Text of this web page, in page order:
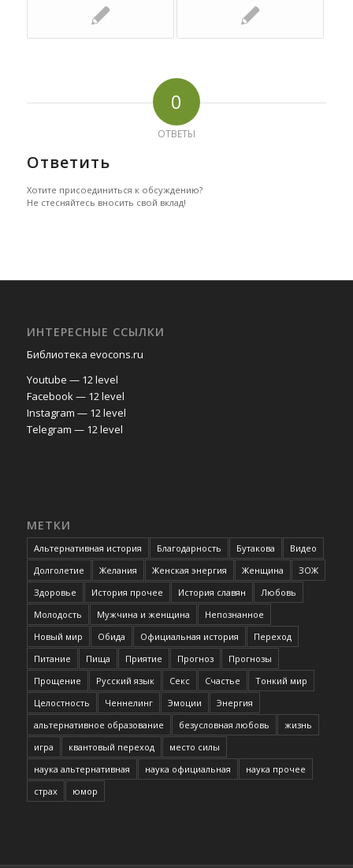
0
ОТВЕТЫ
Ответить
Хотите присоединиться к обсуждению?
Не стесняйтесь вносить свой вклад!
ИНТЕРЕСНЫЕ ССЫЛКИ
Библиотека evocons.ru
Youtube — 12 level
Facebook — 12 level
Instagram — 12 level
Telegram — 12 level
МЕТКИ
Альтернативная история Благодарность Бутакова
Видео
Долголетие
Желания Женская энергия Женщина
ЗОЖ
Здоровье
История прочее История славян
Любовь
Молодость
Мужчина и женщина
Непознанное
Новый мир
Обида Официальная история
Переход
Питание
Пища Приятие Прогноз
Прогнозы
Прощение
Русский язык Секс Счастье
Тонкий мир
Целостность
Ченнелинг Эмоции
Энергия
альтернативное образование
безусловная любовь
жизнь
игра
квантовый переход
место силы
наука альтернативная
наука официальная
наука прочее
страх
юмор